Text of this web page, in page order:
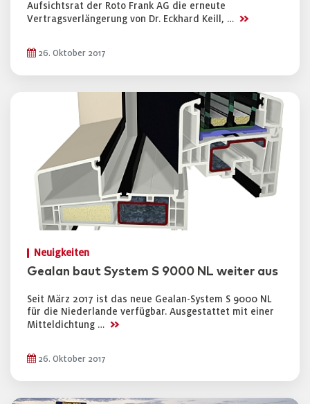
Aufsichtsrat der Roto Frank AG die erneute
Vertragsverlängerung von Dr. Eckhard Keill, … >>
26. Oktober 2017
Neuigkeiten
Gealan baut System S 9000 NL weiter aus
Seit März 2017 ist das neue Gealan-System S 9000 NL
für die Niederlande verfügbar. Ausgestattet mit einer
Mitteldichtung … >>
26. Oktober 2017